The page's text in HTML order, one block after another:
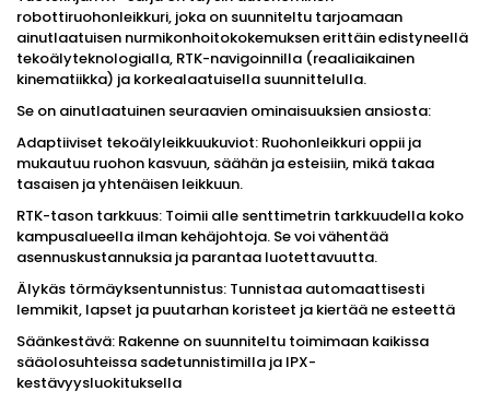
robottiruohonleikkuri, joka on suunniteltu tarjoamaan
ainutlaatuisen nurmikonhoitokokemuksen erittäin edistyneellä
tekoälyteknologialla, RTK-navigoinnilla (reaaliaikainen
kinematiikka) ja korkealaatuisella suunnittelulla.
Se on ainutlaatuinen seuraavien ominaisuuksien ansiosta:
Adaptiiviset tekoälyleikkuukuviot: Ruohonleikkuri oppii ja
mukautuu ruohon kasvuun, säähän ja esteisiin, mikä takaa
tasaisen ja yhtenäisen leikkuun.
RTK-tason tarkkuus: Toimii alle senttimetrin tarkkuudella koko
kampusalueella ilman kehäjohtoja. Se voi vähentää
asennuskustannuksia ja parantaa luotettavuutta.
Älykäs törmäyksentunnistus: Tunnistaa automaattisesti
lemmikit, lapset ja puutarhan koristeet ja kiertää ne esteettä
Säänkestävä: Rakenne on suunniteltu toimimaan kaikissa
sääolosuhteissa sadetunnistimilla ja IPX-
kestävyysluokituksella